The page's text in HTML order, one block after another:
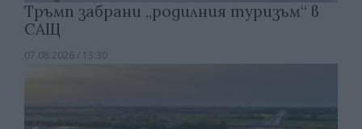
Тръмп забрани „родилния туризъм“ в
САЩ
07.08.2026 / 13:30